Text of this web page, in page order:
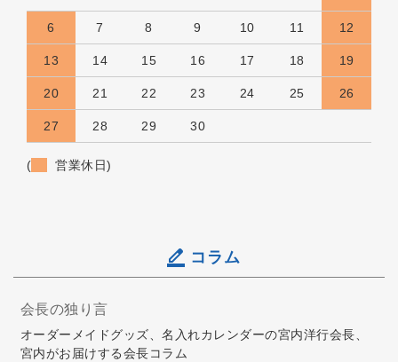
6 7 8 9 10 11 12
13 14 15 16 17 18 19
20 21 22 23 24 25 26
27 28 29 30
( 営業休日)
コラム
会長の独り言
オーダーメイドグッズ、名入れカレンダーの宮内洋行会長、
宮内がお届けする会長コラム